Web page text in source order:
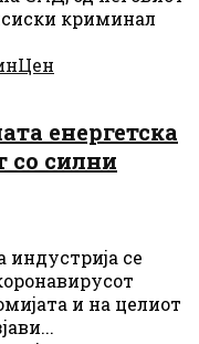
криминал
енергетска
со силни
индустрија се
и на целиот